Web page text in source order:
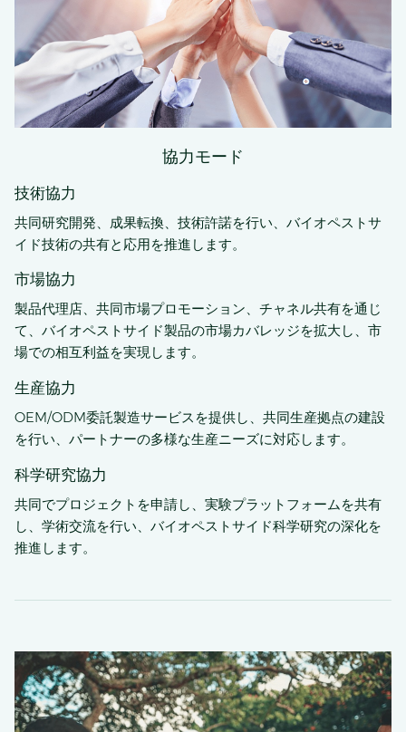
協力モード
技術協力
共同研究開発、成果転換、技術許諾を行い、バイオペストサ
イド技術の共有と応用を推進します。
市場協力
製品代理店、共同市場プロモーション、チャネル共有を通じ
て、バイオペストサイド製品の市場カバレッジを拡大し、市
場での相互利益を実現します。
生産協力
OEM/ODM委託製造サービスを提供し、共同生産拠点の建設
を行い、パートナーの多様な生産ニーズに対応します。
科学研究協力
共同でプロジェクトを申請し、実験プラットフォームを共有
し、学術交流を行い、バイオペストサイド科学研究の深化を
推進します。